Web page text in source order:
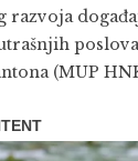
razvoja
(MUP